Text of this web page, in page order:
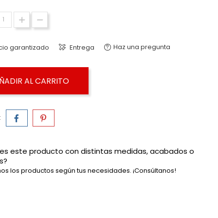
garantizado Entrega Haz una pregunta
AL CARRITO
este producto con distintas medidas, acabados o
los productos según tus necesidades. ¡Consúltanos!